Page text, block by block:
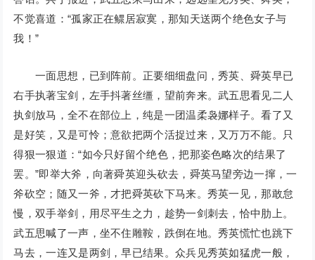
不觉喜道：“孤家正在鳏居寂寞，那知天送两个绝色女子与
我！”
一面思想，已到阵前。正要细细盘问，秀英、舜英早已
右手执著宝剑，左手抖著丝缰，望前奔来。武五思看见二人
执剑放马，全不在部位上，纯是一团温柔袅娜样子。看了又
是好笑，又是可怜；意欲把两个活捉过来，又万万不能。只
得狠一狠道：“如今只好留个绝色，把那姿色略次的结果了
罢。”即举大斧，向著舜英迎头砍去，舜英马望旁边一撺，一
斧砍空；随又一斧，才把舜英砍下马来。秀英一见，那敢怠
慢，双手举剑，用尽平生之力，趁势一剑刺去，恰中肋上。
武五思喊了一声，坐不住雕鞍，跌倒在地。秀英慌忙也跳下
马去，一连又是两剑，早已结果。众兵见秀英如猛虎一般，